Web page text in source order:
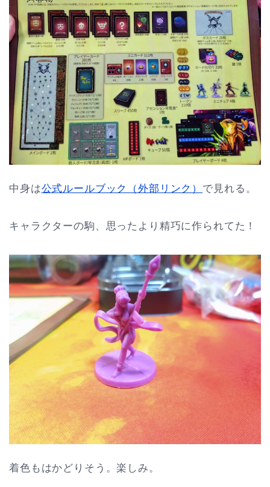
中身は公式ルールブック（外部リンク） で見れる。
キャラクターの駒、思ったより精巧に作られてた！
着色もはかどりそう。楽しみ。